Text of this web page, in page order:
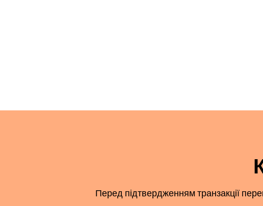
Перед підтвердженням транзакції